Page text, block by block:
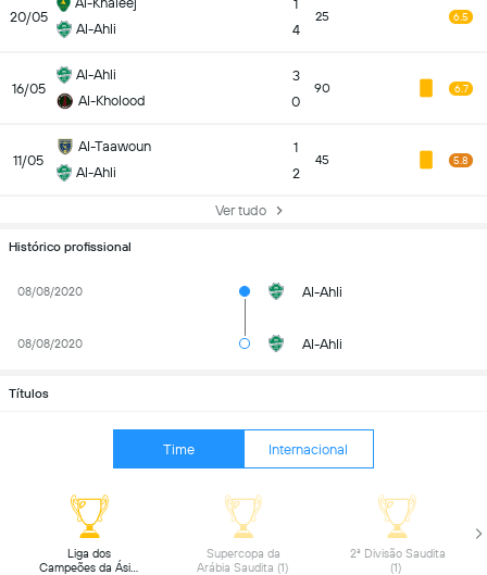
20/05
Al-Ahli
1
4
25 6.5
16/05
Al-Ahli
Al-Kholood
3
0
90 6.7
11/05
Al-Taawoun
Al-Ahli
1
2
45 5.8
Ver tudo
Histórico profissional
08/08/2020 Al-Ahli
08/08/2020 Al-Ahli
Títulos
Time Internacional
Liga dos
Campeões da Ásia
Supercopa da
Arábia Saudita (1)
2ª Divisão Saudita